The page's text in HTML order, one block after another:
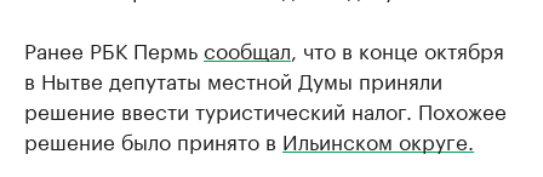
Ранее РБК Пермьсообщал , что в конце октября
в Нытве депутаты местной Думы приняли
решение ввести туристический налог. Похожее
решение было принято в Ильинском округе.